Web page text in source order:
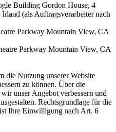
Building Gordon House, 4
(als Auftragsverarbeiter nach
Parkway Mountain View, CA
Parkway Mountain View, CA
die Nutzung unserer Website
zu können. Über die
unser Angebot verbessern und
Rechtsgrundlage für die
Ihre Einwilligung nach Art. 6